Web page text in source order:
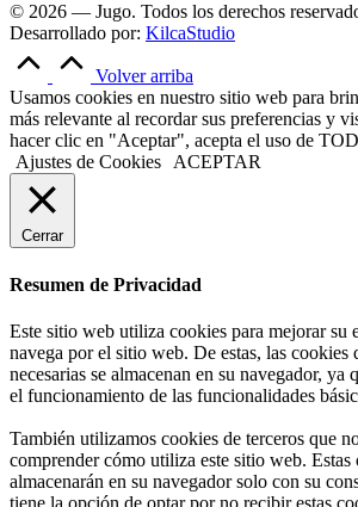
© 2026 — Jugo. Todos los derechos
Desarrollado por: KilcaStudio
Volver arriba
Usamos cookies en nuestro sitio web para
más relevante al recordar sus preferencias y
hacer clic en "Aceptar", acepta el uso de
Ajustes de Cookies ACEPTAR
Cerrar
Resumen de Privacidad
Este sitio web utiliza cookies para mejorar su
navega por el sitio web. De estas, las cookies
necesarias se almacenan en su navegador, ya
el funcionamiento de las funcionalidades
También utilizamos cookies de terceros que
comprender cómo utiliza este sitio web. Estas
almacenarán en su navegador solo con su
tiene la opción de optar por no recibir estas